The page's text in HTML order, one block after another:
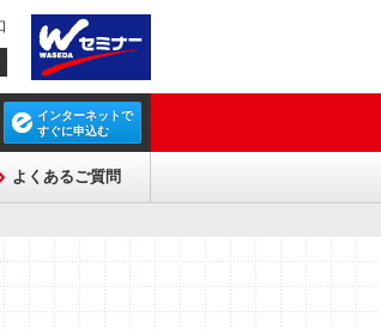
インターネットで
すぐに申込む
よくあるご質問